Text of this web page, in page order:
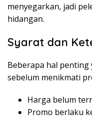
menyegarkan, jadi
hidangan.
Syarat dan
Beberapa hal
sebelum menikmati
Harga belum
Promo berlaku